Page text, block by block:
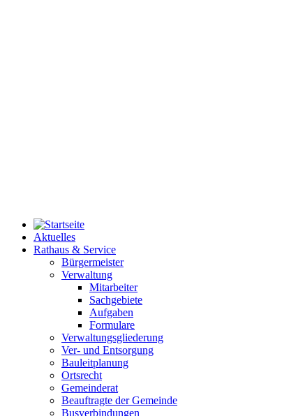
Aktuelles
Rathaus & Service
Bürgermeister
Verwaltung
Mitarbeiter
Sachgebiete
Aufgaben
Formulare
Verwaltungsgliederung
Ver- und Entsorgung
Bauleitplanung
Ortsrecht
Gemeinderat
Beauftragte der Gemeinde
Busverbindungen